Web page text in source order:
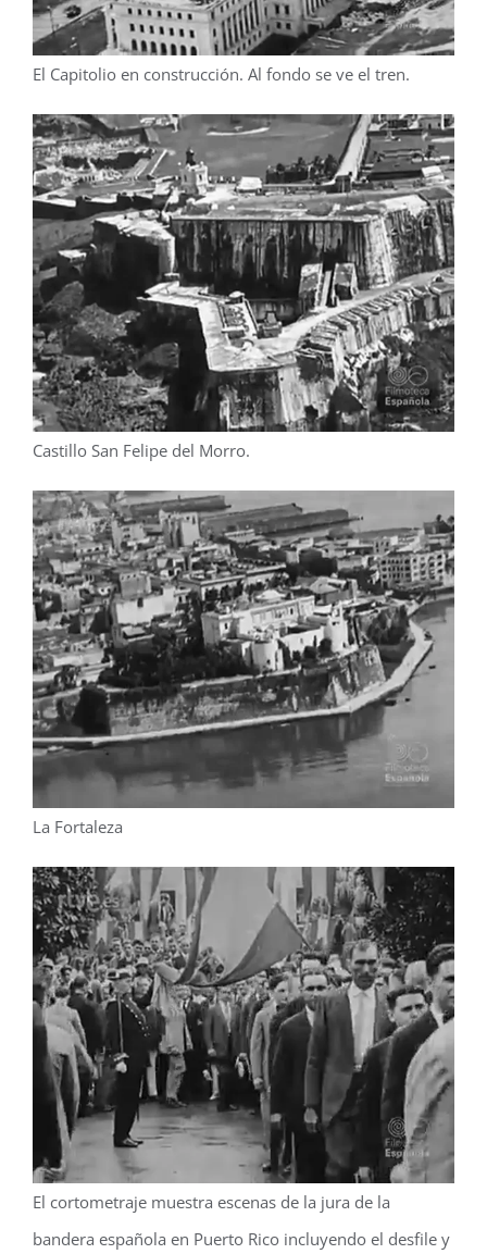
El Capitolio en construcción. Al fondo se ve el tren.
Castillo San Felipe del Morro.
La Fortaleza
El cortometraje muestra escenas de la jura de la
bandera española en Puerto Rico incluyendo el desfile y